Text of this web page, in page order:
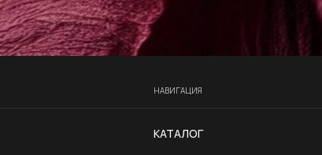
НАВИГАЦИЯ
КАТАЛОГ